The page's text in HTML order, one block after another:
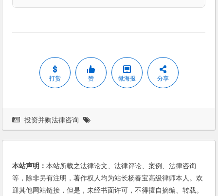
打赏 赞 微海报 分享
投资并购法律咨询
本站声明：本站所载之法律论文、法律评论、案例、法律咨询
等，除非另有注明，著作权人均为站长杨春宝高级律师本人。欢
迎其他网站链接，但是，未经书面许可，不得擅自摘编、转载。